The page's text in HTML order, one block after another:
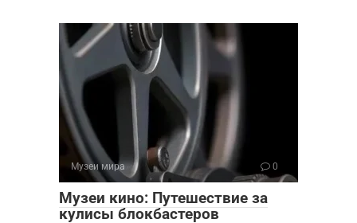
Музеи мира 0
Музеи кино: Путешествие за
кулисы блокбастеров